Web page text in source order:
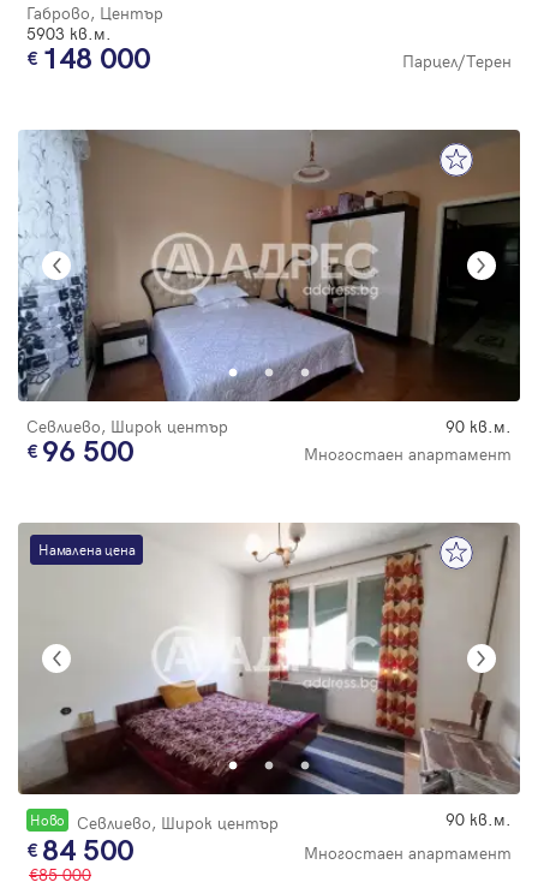
Габрово, Център
5903 кв.м.
148 000 Парцел/Терен
Севлиево, Широк център 90 кв.м.
96 500 Многостаен апартамент
Намалена цена
Новo Севлиево, Широк център 90 кв.м.
84 500
Многостаен апартамент
85 000